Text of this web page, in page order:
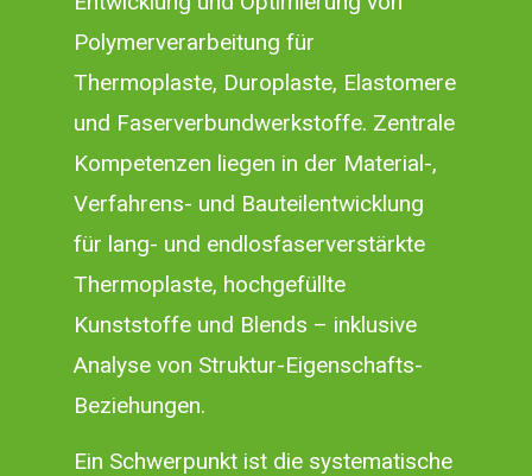
Polymerverarbeitung für
Thermoplaste, Duroplaste, Elastomere
und Faserverbundwerkstoffe. Zentrale
Kompetenzen liegen in der Material-,
Verfahrens- und Bauteilentwicklung
für lang- und endlosfaserverstärkte
Thermoplaste, hochgefüllte
Kunststoffe und Blends – inklusive
Analyse von Struktur-Eigenschafts-
Beziehungen.
Ein Schwerpunkt ist die systematische